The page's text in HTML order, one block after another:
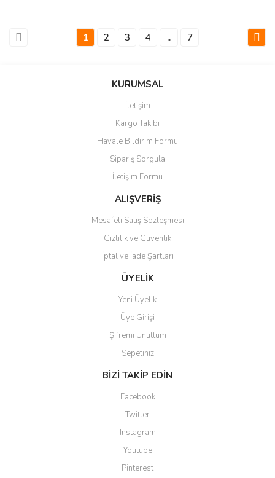
1 2 3 4 .. 7
KURUMSAL
İletişim
Kargo Takibi
Havale Bildirim Formu
Sipariş Sorgula
İletişim Formu
ALIŞVERİŞ
Mesafeli Satış Sözleşmesi
Gizlilik ve Güvenlik
İptal ve İade Şartları
ÜYELİK
Yeni Üyelik
Üye Girişi
Şifremi Unuttum
Sepetiniz
BİZİ TAKİP EDİN
Facebook
Twitter
Instagram
Youtube
Pinterest